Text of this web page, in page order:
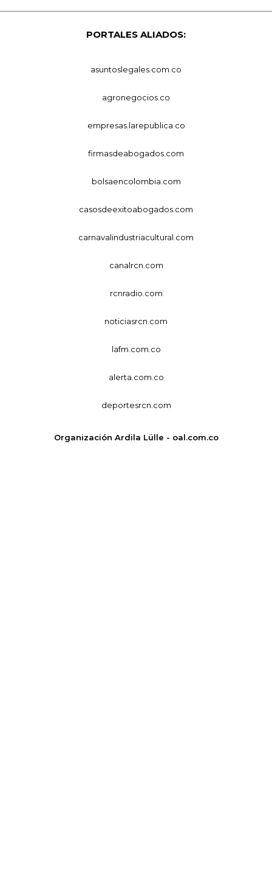
PORTALES ALIADOS:
asuntoslegales.com.co
agronegocios.co
empresas.larepublica.co
firmasdeabogados.com
bolsaencolombia.com
casosdeexitoabogados.com
carnavalindustriacultural.com
canalrcn.com
rcnradio.com
noticiasrcn.com
lafm.com.co
alerta.com.co
deportesrcn.com
Organización Ardila Lülle - oal.com.co